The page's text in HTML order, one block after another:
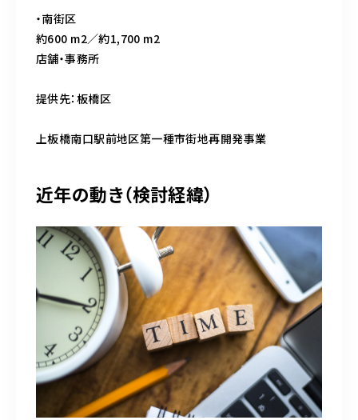
・南街区
約600 m2／約1,700 m2
店舗・事務所
提供先：板橋区
上板橋南口駅前地区第一種市街地再開発事業
近年の動き（検討経緯）